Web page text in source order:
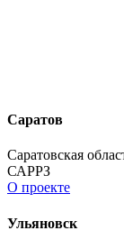
Саратов
Саратовская
САРРЗ
О проекте
Ульяновск